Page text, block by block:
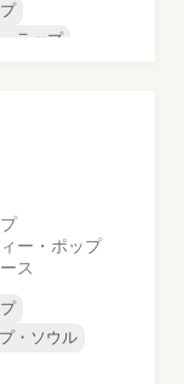
ラップ
ー・ポップ
ス
・ソウル